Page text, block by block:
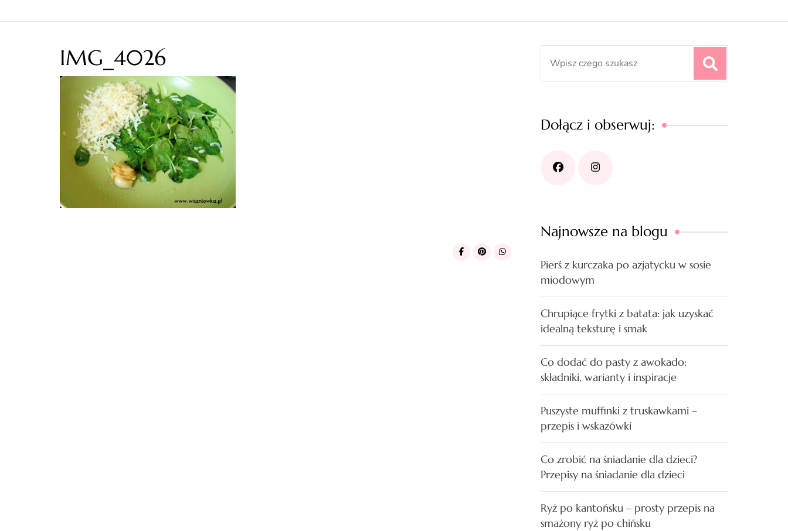
IMG_4026
Dołącz i obserwuj:
Najnowsze na blogu
Pierś z kurczaka po azjatycku w sosie
miodowym
Chrupiące frytki z batata: jak uzyskać
idealną teksturę i smak
Co dodać do pasty z awokado:
składniki, warianty i inspiracje
Puszyste muffinki z truskawkami –
przepis i wskazówki
Co zrobić na śniadanie dla dzieci?
Przepisy na śniadanie dla dzieci
Ryż po kantońsku – prosty przepis na
smażony ryż po chińsku